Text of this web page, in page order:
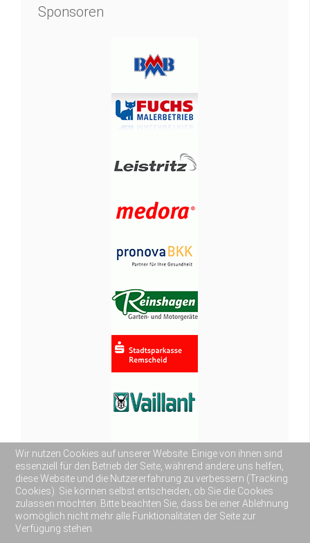
Sponsoren
Wir nutzen Cookies auf unserer Website. Einige von ihnen sind
essenziell für den Betrieb der Seite, während andere uns helfen,
diese Website und die Nutzererfahrung zu verbessern (Tracking
Cookies). Sie können selbst entscheiden, ob Sie die Cookies
zulassen möchten. Bitte beachten Sie, dass bei einer Ablehnung
womöglich nicht mehr alle Funktionalitäten der Seite zur
Verfügung stehen.